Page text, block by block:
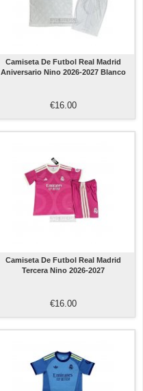
Camiseta De Futbol Real Madrid
Aniversario Nino 2026-2027 Blanco
€16.00
Camiseta De Futbol Real Madrid
Tercera Nino 2026-2027
€16.00